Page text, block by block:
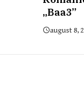
„Baa3”
august 8,